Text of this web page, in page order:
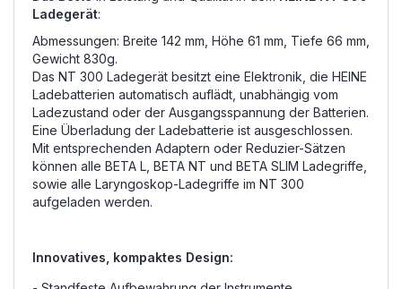
Ladegerät:
Abmessungen: Breite 142 mm, Höhe 61 mm, Tiefe 66 mm,
Gewicht 830g.
Das NT 300 Ladegerät besitzt eine Elektronik, die HEINE
Ladebatterien automatisch auflädt, unabhängig vom
Ladezustand oder der Ausgangsspannung der Batterien.
Eine Überladung der Ladebatterie ist ausgeschlossen.
Mit entsprechenden Adaptern oder Reduzier-Sätzen
können alle BETA L, BETA NT und BETA SLIM Ladegriffe,
sowie alle Laryngoskop-Ladegriffe im NT 300
aufgeladen werden.
Innovatives, kompaktes Design: